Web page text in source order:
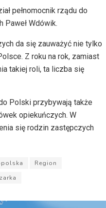
pełnomocnik rządu do
Paweł Wdówik.
da się zauważyć nie tylko
Z roku na rok, zamiast
takiej roli, ta liczba się
Polski przybywają także
opiekuńczych. W
się rodzin zastępczych
Region